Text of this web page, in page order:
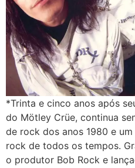
*Trinta e cinco anos após
do Mötley Crüe, continua
de rock dos anos 1980 e
rock de todos os tempos.
o produtor Bob Rock e